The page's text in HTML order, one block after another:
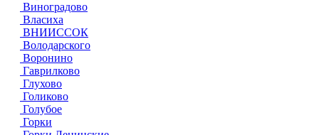
Виноградово
Власиха
ВНИИССОК
Володарского
Воронино
Гаврилково
Глухово
Голиково
Голубое
Горки